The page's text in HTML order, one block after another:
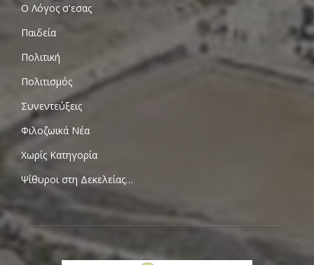
Ο Λόγος σ'εσας
Παιδεία
Πολιτική
Πολιτισμός
Συνεντεύξεις
Φιλοζωικά Νέα
Χωρίς Κατηγορία
Ψίθυροι στη Δεκελείας…